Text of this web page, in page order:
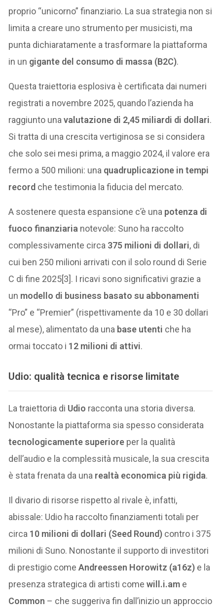
proprio “unicorno” finanziario. La sua strategia non si
limita a creare uno strumento per musicisti, ma
punta dichiaratamente a trasformare la piattaforma
in un gigante del consumo di massa (B2C).
Questa traiettoria esplosiva è certificata dai numeri
registrati a novembre 2025, quando l’azienda ha
raggiunto unavalutazione di 2,45 miliardi di dollari.
Si tratta di una crescita vertiginosa se si considera
che solo sei mesi prima, a maggio 2024, il valore era
fermo a 500 milioni: una quadruplicazione in tempi
record che testimonia la fiducia del mercato.
A sostenere questa espansione c’è una potenza di
fuoco finanziaria notevole: Suno ha raccolto
complessivamente circa 375 milioni di dollari, di
cui ben 250 milioni arrivati con il solo round di Serie
C di fine 2025[3]. I ricavi sono significativi grazie a
un modello di business basato su abbonamenti
“Pro” e “Premier” (rispettivamente da 10 e 30 dollari
al mese), alimentato da una base utenti che ha
ormai toccato i 12 milioni di attivi.
Udio: qualità tecnica e risorse limitate
La traiettoria di Udio racconta una storia diversa.
Nonostante la piattaforma sia spesso considerata
tecnologicamente superiore per la qualità
dell’audio e la complessità musicale, la sua crescita
è stata frenata da una realtà economica più rigida.
Il divario di risorse rispetto al rivale è, infatti,
abissale: Udio ha raccolto finanziamenti totali per
circa 10 milioni di dollari (Seed Round) contro i 375
milioni di Suno. Nonostante il supporto di investitori
di prestigio comeAndreessen Horowitz (a16z) e la
presenza strategica di artisti comewill.i.am e
Common – che suggeriva fin dall’inizio un approccio